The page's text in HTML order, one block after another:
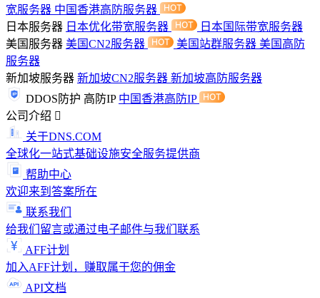
宽服务器 中国香港高防服务器
日本服务器 日本优化带宽服务器
日本国际带宽服务器
美国服务器 美国CN2服务器 美国站群服务器 美国高防
服务器
新加坡服务器 新加坡CN2服务器 新加坡高防服务器
DDOS防护 高防IP 中国香港高防IP
公司介绍
关于DNS.COM
全球化一站式基础设施安全服务提供商
帮助中心
欢迎来到答案所在
联系我们
给我们留言或通过电子邮件与我们联系
AFF计划
加入AFF计划，赚取属于您的佣金
API文档